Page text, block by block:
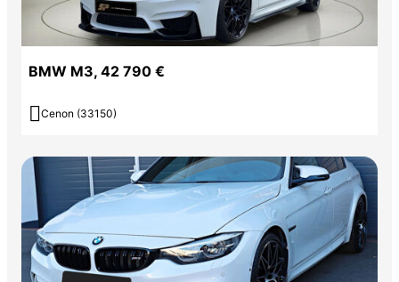
BMW M3, 42 790 €
 Cenon (33150)